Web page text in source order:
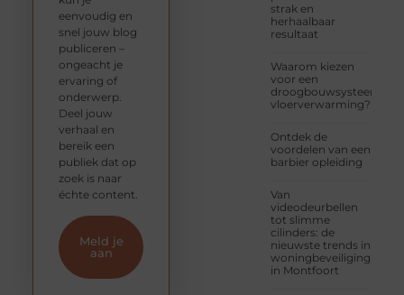
strak en
herhaalbaar
resultaat
Waarom kiezen
voor een
droogbouwsysteem
vloerverwarming?
Ontdek de
voordelen van een
barbier opleiding
Van
videodeurbellen
tot slimme
cilinders: de
nieuwste trends in
woningbeveiliging
in Montfoort
eenvoudig en
snel jouw blog
publiceren –
ongeacht je
ervaring of
onderwerp.
Deel jouw
verhaal en
bereik een
publiek dat op
zoek is naar
échte content.
Meld je
aan